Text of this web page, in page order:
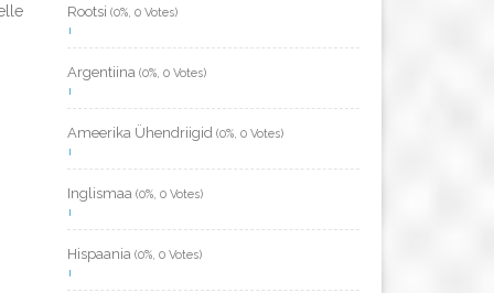
Rootsi (0%, 0 Votes)
Argentiina (0%, 0 Votes)
Ameerika Ühendriigid (0%, 0 Votes)
Inglismaa (0%, 0 Votes)
Hispaania (0%, 0 Votes)